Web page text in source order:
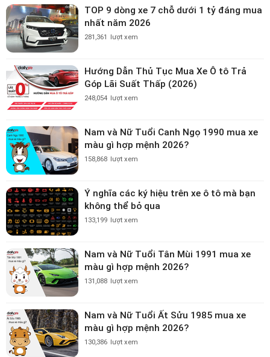
TOP 9 dòng xe 7 chỗ dưới 1 tỷ đáng mua
nhất năm 2026
281,361 lượt xem
Hướng Dẫn Thủ Tục Mua Xe Ô tô Trả
Góp Lãi Suất Thấp (2026)
248,054 lượt xem
Nam và Nữ Tuổi Canh Ngọ 1990 mua xe
màu gì hợp mệnh 2026?
158,868 lượt xem
Ý nghĩa các ký hiệu trên xe ô tô mà bạn
không thể bỏ qua
133,199 lượt xem
Nam và Nữ Tuổi Tân Mùi 1991 mua xe
màu gì hợp mệnh 2026?
131,088 lượt xem
Nam và Nữ Tuổi Ất Sửu 1985 mua xe
màu gì hợp mệnh 2026?
130,386 lượt xem